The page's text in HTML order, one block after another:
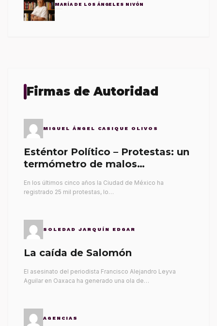
MARÍA DE LOS ÁNGELES NIVÓN
Firmas de Autoridad
MIGUEL ÁNGEL CASIQUE OLIVOS
Esténtor Político – Protestas: un
termómetro de malos
En los últimos cinco años la Ciudad de México ha
registrado 25 mil protestas, lo…
SOLEDAD JARQUÍN EDGAR
La caída de Salomón
El asesinato del periodista Francisco Alejandro Leyva
Aguilar en Oaxaca ha generado una ola de…
AGENCIAS